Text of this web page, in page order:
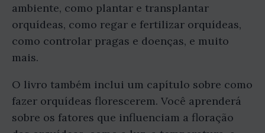
ambiente, como plantar e transplantar
orquídeas, como regar e fertilizar orquídeas,
como controlar pragas e doenças, e muito
mais.
O livro também inclui um capítulo sobre como
fazer orquídeas florescerem. Você aprenderá
sobre os fatores que influenciam a floração